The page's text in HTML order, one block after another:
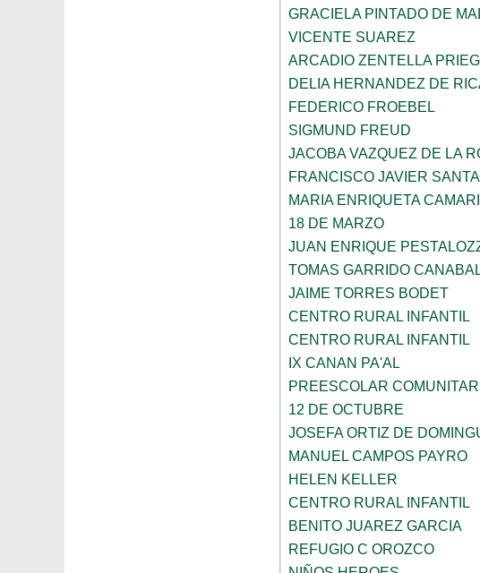
GRACIELA PINTADO DE
VICENTE SUAREZ
ARCADIO ZENTELLA
DELIA HERNANDEZ DE
FEDERICO FROEBEL
SIGMUND FREUD
JACOBA VAZQUEZ DE LA
FRANCISCO JAVIER
MARIA ENRIQUETA
18 DE MARZO
JUAN ENRIQUE
TOMAS GARRIDO
JAIME TORRES BODET
CENTRO RURAL INFANTIL
CENTRO RURAL INFANTIL
IX CANAN PA'AL
PREESCOLAR
12 DE OCTUBRE
JOSEFA ORTIZ DE
MANUEL CAMPOS PAYRO
HELEN KELLER
CENTRO RURAL INFANTIL
BENITO JUAREZ GARCIA
REFUGIO C OROZCO